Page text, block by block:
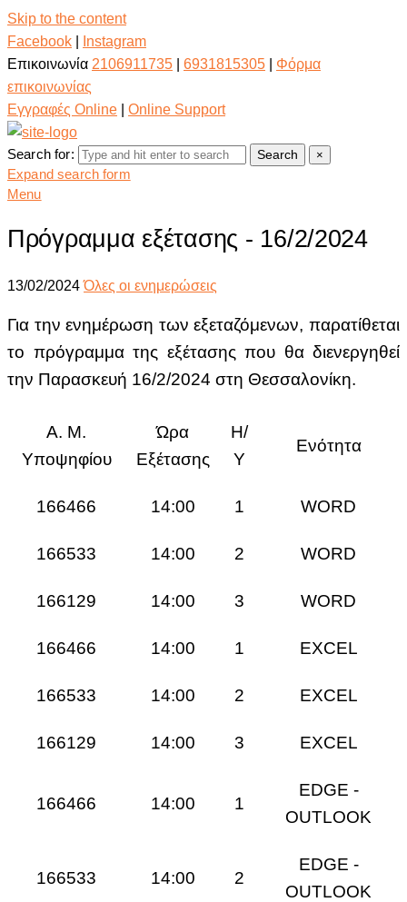
Skip to the content
Facebook
Instagram
Επικοινωνία 2106911735 6931815305
Φόρμα
επικοινωνίας
Εγγραφές Online
Online Support
Search for: Search ×
Expand search form
Menu
Πρόγραμμα εξέτασης - 16/2/2024
13/02/2024 Όλες οι ενημερώσεις
Για την ενημέρωση των εξεταζόμενων, παρατίθεται
το πρόγραμμα της εξέτασης που θα διενεργηθεί
την Παρασκευή 16/2/2024 στη Θεσσαλονίκη.
Α. Μ.
Υποψηφίου
Ώρα
Εξέτασης
Η/
Υ
Ενότητα
166466 14:00 1 WORD
166533 14:00 2 WORD
166129 14:00 3 WORD
166466 14:00 1 EXCEL
166533 14:00 2 EXCEL
166129 14:00 3 EXCEL
166466 14:00 1
EDGE -
OUTLOOK
166533 14:00 2
EDGE -
OUTLOOK